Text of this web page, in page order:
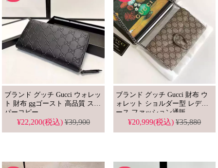
ブランド グッチ Gucci ウォレッ
ト 財布 ggゴースト 高品質 スー
パーコピー
¥22,200(税込)¥39,900
ブランド グッチ Gucci 財布 ウ
ォレット ショルダー型 レディ
ース ファッション通販
20*13*6cm
¥20,999(税込)¥35,880